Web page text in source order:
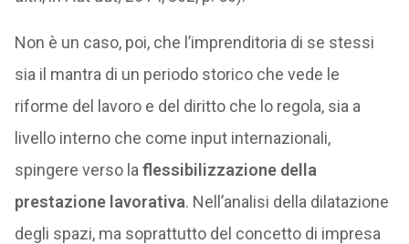
Non è un caso, poi, che l’imprenditoria di se stessi
sia il mantra di un periodo storico che vede le
riforme del lavoro e del diritto che lo regola, sia a
livello interno che come input internazionali,
spingere verso la flessibilizzazione della
prestazione lavorativa. Nell’analisi della dilatazione
degli spazi, ma soprattutto del concetto di impresa